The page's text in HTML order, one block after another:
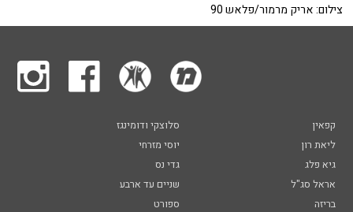
צילום: אריק מרמור/פלאש 90
קפאין
סלוצקי ודומינגז
ליאת רון
יוסי מזרחי
גיא פלג
גדי נס
אראל סג"ל
שניים עד ארבע
בריזה
ספורט